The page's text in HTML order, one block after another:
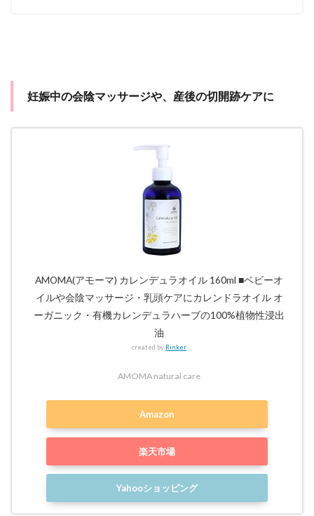
妊娠中の会陰マッサージや、産後の切開跡ケアに
AMOMA(アモーマ) カレンデュラオイル 160ml ■ベビーオ
イルや会陰マッサージ・乳頭ケアにカレンドラオイル オ
ーガニック・有機カレンデュラハーブの100%植物性浸出
油
created by Rinker
AMOMA natural care
Amazon
楽天市場
Yahooショッピング